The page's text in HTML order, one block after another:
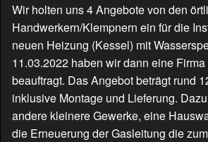
Wir holten uns 4 Angebote von den
Handwerkern/Klempnern ein für die
neuen Heizung (Kessel) mit
11.03.2022 haben wir dann eine
beauftragt. Das Angebot beträgt rund
inklusive Montage und Lieferung.
andere kleinere Gewerke, eine
die Erneuerung der Gasleitung die